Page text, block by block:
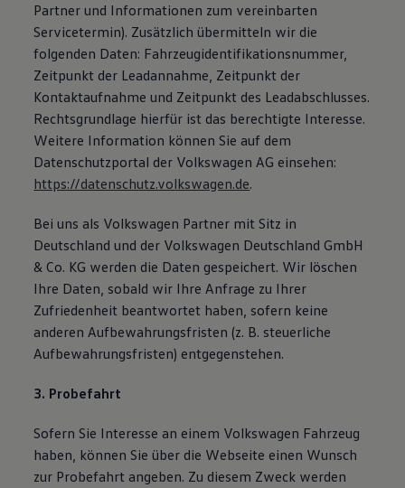
Partner und Informationen zum vereinbarten
Servicetermin). Zusätzlich übermitteln wir die
folgenden Daten: Fahrzeugidentifikationsnummer,
Zeitpunkt der Leadannahme, Zeitpunkt der
Kontaktaufnahme und Zeitpunkt des Leadabschlusses.
Rechtsgrundlage hierfür ist das berechtigte Interesse.
Weitere Information können Sie auf dem
Datenschutzportal der Volkswagen AG einsehen:
https://datenschutz.volkswagen.de.
Bei uns als Volkswagen Partner mit Sitz in
Deutschland und der Volkswagen Deutschland GmbH
& Co. KG werden die Daten gespeichert. Wir löschen
Ihre Daten, sobald wir Ihre Anfrage zu Ihrer
Zufriedenheit beantwortet haben, sofern keine
anderen Aufbewahrungsfristen (z. B. steuerliche
Aufbewahrungsfristen) entgegenstehen.
3. Probefahrt
Sofern Sie Interesse an einem Volkswagen Fahrzeug
haben, können Sie über die Webseite einen Wunsch
zur Probefahrt angeben. Zu diesem Zweck werden